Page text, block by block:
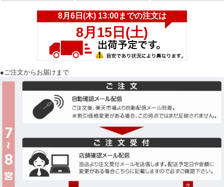
●ご注文からお届けまで